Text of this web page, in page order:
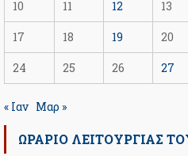
10 11 12 13
17 18 19 20
24 25 26 27
« Ιαν Μαρ »
ΩΡΆΡΙΟ ΛΕΙΤΟΥΡΓΊΑΣ